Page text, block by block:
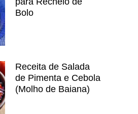
Bolo
Receita de Salada
de Pimenta e Cebola
(Molho de Baiana)